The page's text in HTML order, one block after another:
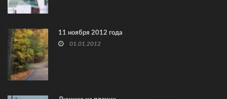
11 ноября 2012 года
01.01.2012